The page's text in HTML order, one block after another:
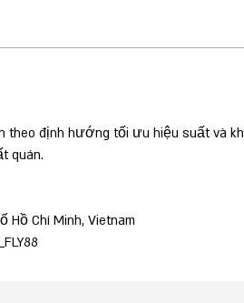
định hướng tối ưu hiệu suất và
quán.
Hồ Chí Minh, Vietnam